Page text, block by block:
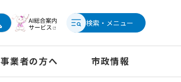
検索・メニュー
事業者の方へ 市政情報